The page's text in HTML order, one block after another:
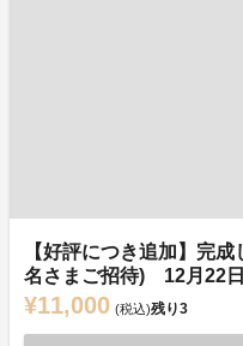
【好評につき追加】完
名さまご招待) 12月22
¥11,000 (税込)残り3